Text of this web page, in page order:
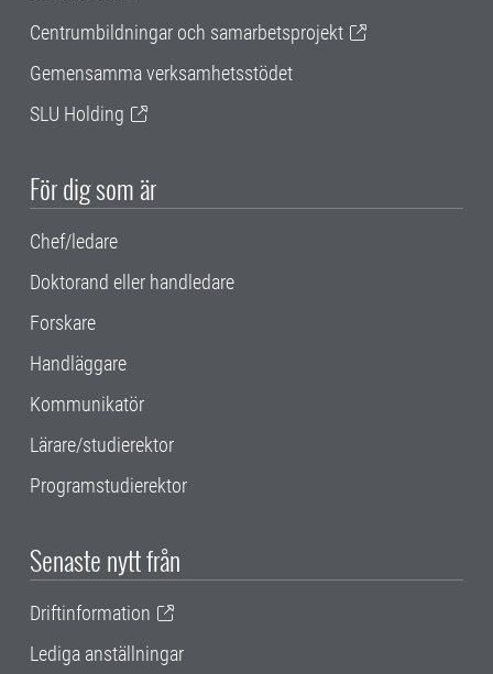
Centrumbildningar och samarbetsprojekt
Gemensamma verksamhetsstödet
SLU Holding
För dig som är
Chef/ledare
Doktorand eller handledare
Forskare
Handläggare
Kommunikatör
Lärare/studierektor
Programstudierektor
Senaste nytt från
Driftinformation
Lediga anställningar